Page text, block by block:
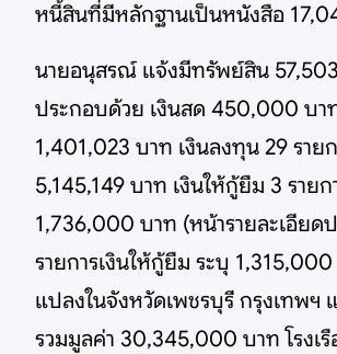
หนี้สินที่มีหลักฐานเป็นหนังสือ
นายอนุสรณ์ แจ้งมีทรัพย์สิน
ประกอบด้วย เงินสด 450,000 บา
1,401,023 บาท เงินลงทุน 29 ราย
5,145,149 บาท เงินให้กู้ยืม 3 รายก
1,736,000 บาท (หน้ารายละเอียด
รายการเงินให้กู้ยืม ระบุ
แปลงในจังหวัดเพชรบุรี กรุงเทพฯ
รวมมูลค่า 30,345,000 บาท โรงเ